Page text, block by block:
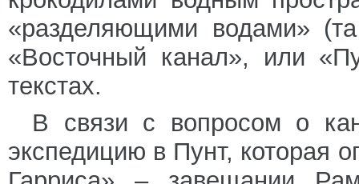
«разделяющими водами»
«Восточный канал», или
текстах.
В связи с вопросом о
экспедицию в Пунт, которая